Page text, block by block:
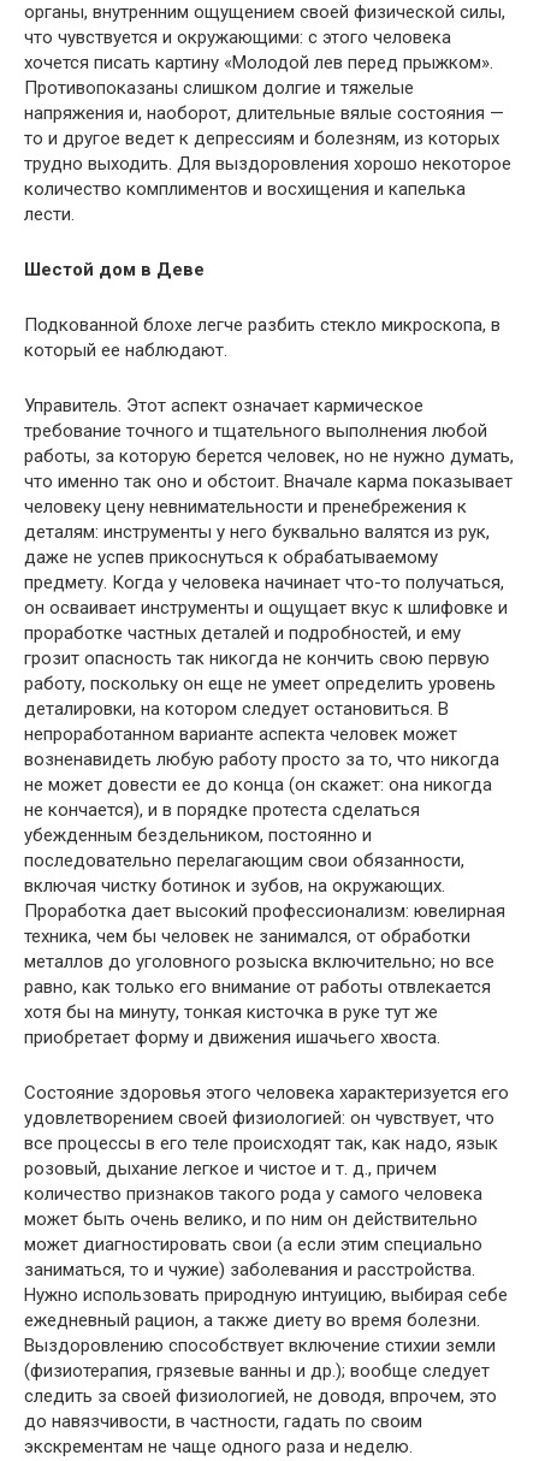
органы, внутренним ощущением своей физической силы,
что чувствуется и окружающими: с этого человека
хочется писать картину «Молодой лев перед прыжком».
Противопоказаны слишком долгие и тяжелые
напряжения и, наоборот, длительные вялые состояния —
то и другое ведет к депрессиям и болезням, из которых
трудно выходить. Для выздоровления хорошо некоторое
количество комплиментов и восхищения и капелька
лести.
Шестой дом в Деве
Подкованной блохе легче разбить стекло микроскопа, в
который ее наблюдают.
Управитель. Этот аспект означает кармическое
требование точного и тщательного выполнения любой
работы, за которую берется человек, но не нужно думать,
что именно так оно и обстоит. Вначале карма показывает
человеку цену невнимательности и пренебрежения к
деталям: инструменты у него буквально валятся из рук,
даже не успев прикоснуться к обрабатываемому
предмету. Когда у человека начинает что-то получаться,
он осваивает инструменты и ощущает вкус к шлифовке и
проработке частных деталей и подробностей, и ему
грозит опасность так никогда не кончить свою первую
работу, поскольку он еще не умеет определить уровень
деталировки, на котором следует остановиться. В
непроработанном варианте аспекта человек может
возненавидеть любую работу просто за то, что никогда
не может довести ее до конца (он скажет: она никогда
не кончается), и в порядке протеста сделаться
убежденным бездельником, постоянно и
последовательно перелагающим свои обязанности,
включая чистку ботинок и зубов, на окружающих.
Проработка дает высокий профессионализм: ювелирная
техника, чем бы человек не занимался, от обработки
металлов до уголовного розыска включительно; но все
равно, как только его внимание от работы отвлекается
хотя бы на минуту, тонкая кисточка в руке тут же
приобретает форму и движения ишачьего хвоста.
Состояние здоровья этого человека характеризуется его
удовлетворением своей физиологией: он чувствует, что
все процессы в его теле происходят так, как надо, язык
розовый, дыхание легкое и чистое и т. д., причем
количество признаков такого рода у самого человека
может быть очень велико, и по ним он действительно
может диагностировать свои (а если этим специально
заниматься, то и чужие) заболевания и расстройства.
Нужно использовать природную интуицию, выбирая себе
ежедневный рацион, а также диету во время болезни.
Выздоровлению способствует включение стихии земли
(физиотерапия, грязевые ванны и др.); вообще следует
следить за своей физиологией, не доводя, впрочем, это
до навязчивости, в частности, гадать по своим
экскрементам не чаще одного раза и неделю.